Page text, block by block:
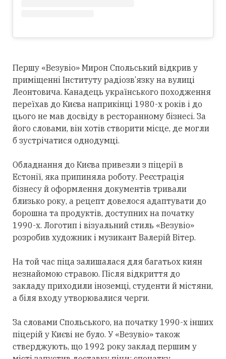
Першу «Везувіо» Мирон Спольський відкрив у
приміщенні Інституту радіозв’язку на вулиці
Леонтовича. Канадець українського походження
переїхав до Києва наприкінці 1980-х років і до
цього не мав досвіду в ресторанному бізнесі. За
його словами, він хотів створити місце, де могли
б зустрічатися однодумці.
Обладнання до Києва привезли з піцерії в
Естонії, яка припиняла роботу. Реєстрація
бізнесу й оформлення документів тривали
близько року, а рецепт довелося адаптувати до
борошна та продуктів, доступних на початку
1990-х. Логотип і візуальний стиль «Везувіо»
розробив художник і музикант Валерій Вітер.
На той час піца залишалася для багатьох киян
незнайомою стравою. Після відкриття до
закладу приходили іноземці, студенти й містяни,
а біля входу утворювалися черги.
За словами Спольського, на початку 1990-х інших
піцерій у Києві не було. У «Везувіо» також
стверджують, що 1992 року заклад першим у